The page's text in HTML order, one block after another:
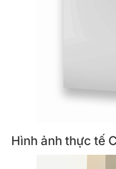
Hình ảnh thực tế